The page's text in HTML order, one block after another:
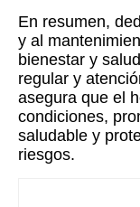
En resumen,
y al
bienestar y
regular y
asegura que el
condiciones,
saludable y
riesgos.